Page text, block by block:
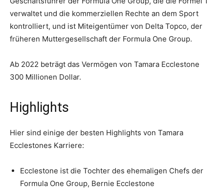
verwaltet und die kommerziellen Rechte an dem Sport
kontrolliert, und ist Miteigentümer von Delta Topco, der
früheren Muttergesellschaft der Formula One Group.
Ab 2022 beträgt das Vermögen von Tamara Ecclestone
300 Millionen Dollar.
Highlights
Hier sind einige der besten Highlights von Tamara
Ecclestones Karriere:
Ecclestone ist die Tochter des ehemaligen Chefs der
Formula One Group, Bernie Ecclestone